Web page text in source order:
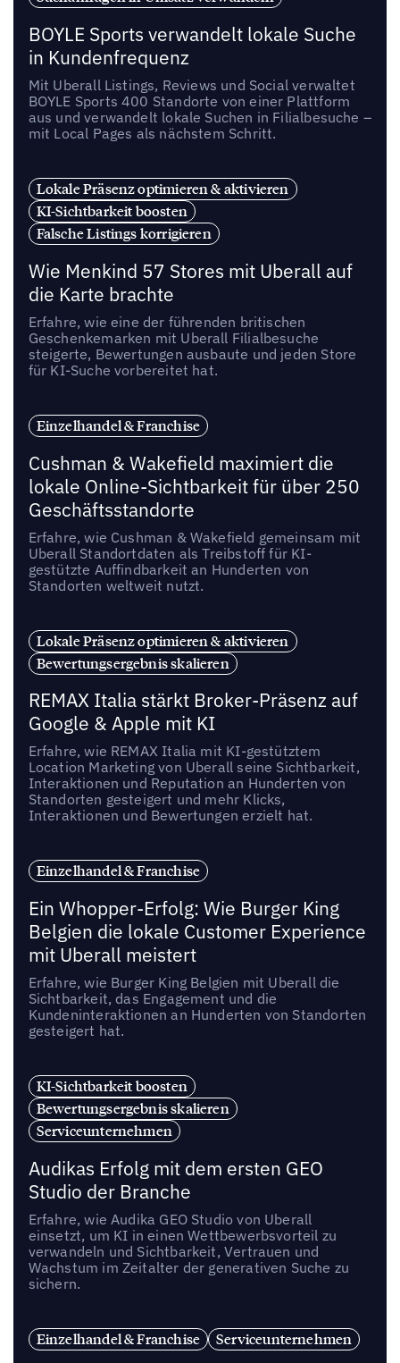
BOYLE Sports verwandelt lokale Suche
in Kundenfrequenz
Mit Uberall Listings, Reviews und Social verwaltet
BOYLE Sports 400 Standorte von einer Plattform
aus und verwandelt lokale Suchen in Filialbesuche –
mit Local Pages als nächstem Schritt.
Lokale Präsenz optimieren & aktivieren
KI-Sichtbarkeit boosten
Falsche Listings korrigieren
Wie Menkind 57 Stores mit Uberall auf
die Karte brachte
Erfahre, wie eine der führenden britischen
Geschenkemarken mit Uberall Filialbesuche
steigerte, Bewertungen ausbaute und jeden Store
für KI-Suche vorbereitet hat.
Einzelhandel & Franchise
Cushman & Wakefield maximiert die
lokale Online-Sichtbarkeit für über 250
Geschäftsstandorte
Erfahre, wie Cushman & Wakefield gemeinsam mit
Uberall Standortdaten als Treibstoff für KI-
gestützte Auffindbarkeit an Hunderten von
Standorten weltweit nutzt.
Lokale Präsenz optimieren & aktivieren
Bewertungsergebnis skalieren
REMAX Italia stärkt Broker-Präsenz auf
Google & Apple mit KI
Erfahre, wie REMAX Italia mit KI-gestütztem
Location Marketing von Uberall seine Sichtbarkeit,
Interaktionen und Reputation an Hunderten von
Standorten gesteigert und mehr Klicks,
Interaktionen und Bewertungen erzielt hat.
Einzelhandel & Franchise
Ein Whopper-Erfolg: Wie Burger King
Belgien die lokale Customer Experience
mit Uberall meistert
Erfahre, wie Burger King Belgien mit Uberall die
Sichtbarkeit, das Engagement und die
Kundeninteraktionen an Hunderten von Standorten
gesteigert hat.
KI-Sichtbarkeit boosten
Bewertungsergebnis skalieren
Serviceunternehmen
Audikas Erfolg mit dem ersten GEO
Studio der Branche
Erfahre, wie Audika GEO Studio von Uberall
einsetzt, um KI in einen Wettbewerbsvorteil zu
verwandeln und Sichtbarkeit, Vertrauen und
Wachstum im Zeitalter der generativen Suche zu
sichern.
Einzelhandel & Franchise Serviceunternehmen